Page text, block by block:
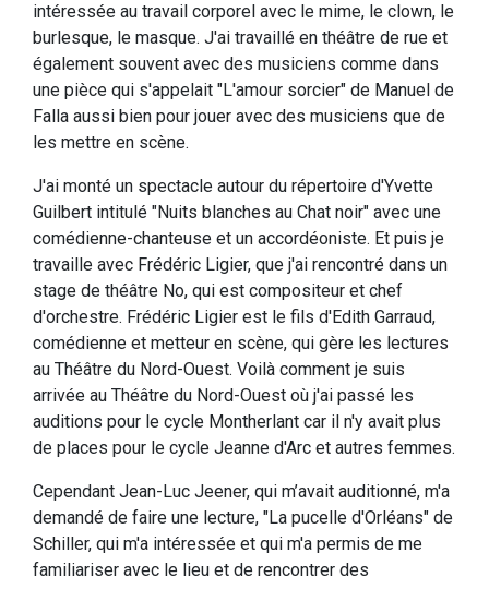
intéressée au travail corporel avec le mime, le clown, le
burlesque, le masque. J'ai travaillé en théâtre de rue et
également souvent avec des musiciens comme dans
une pièce qui s'appelait "L'amour sorcier" de Manuel de
Falla aussi bien pour jouer avec des musiciens que de
les mettre en scène.
J'ai monté un spectacle autour du répertoire d'Yvette
Guilbert intitulé "Nuits blanches au Chat noir" avec une
comédienne-chanteuse et un accordéoniste. Et puis je
travaille avec Frédéric Ligier, que j'ai rencontré dans un
stage de théâtre No, qui est compositeur et chef
d'orchestre. Frédéric Ligier est le fils d'Edith Garraud,
comédienne et metteur en scène, qui gère les lectures
au Théâtre du Nord-Ouest. Voilà comment je suis
arrivée au Théâtre du Nord-Ouest où j'ai passé les
auditions pour le cycle Montherlant car il n'y avait plus
de places pour le cycle Jeanne d'Arc et autres femmes.
Cependant Jean-Luc Jeener, qui m’avait auditionné, m'a
demandé de faire une lecture, "La pucelle d'Orléans" de
Schiller, qui m'a intéressée et qui m'a permis de me
familiariser avec le lieu et de rencontrer des